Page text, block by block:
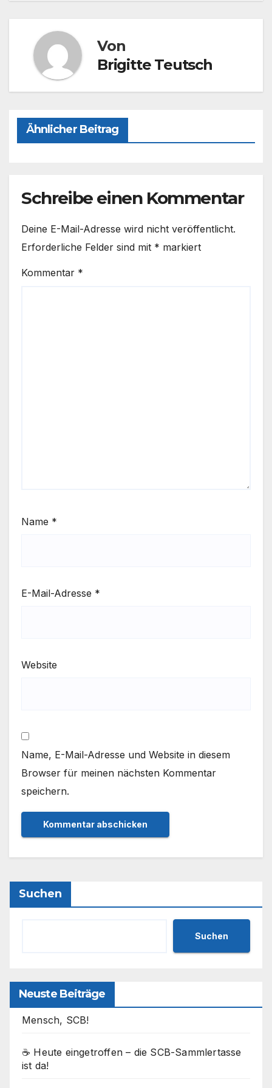
o
o
k
o
n
Von
Brigitte Teutsch
Ähnlicher Beitrag
Schreibe einen Kommentar
Deine E-Mail-Adresse wird nicht veröffentlicht.
Erforderliche Felder sind mit * markiert
Kommentar *
Name *
E-Mail-Adresse *
Website
Name, E-Mail-Adresse und Website in diesem
Browser für meinen nächsten Kommentar
speichern.
Suchen
Suchen
Neuste Beiträge
Mensch, SCB!
☕ Heute eingetroffen – die SCB-Sammlertasse
ist da!